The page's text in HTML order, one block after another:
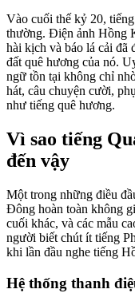
Vào cuối thế kỷ 20,
thường. Điện ảnh Hồng
hài kịch và báo lá cải
đất quê hương của nó.
ngữ tồn tại không chỉ
hát, câu chuyện cười,
như tiếng quê hương.
Vì sao tiếng
đến vậy
Một trong những điều
Đông hoàn toàn không
cuối khác, và các mẫu
người biết chút ít tiếng
khi lần đầu nghe tiếng
Hệ thống thanh